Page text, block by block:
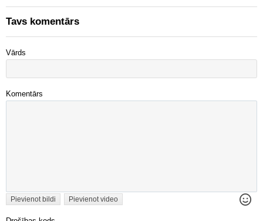
Tavs komentārs
Vārds
Komentārs
Pievienot bildi Pievienot video